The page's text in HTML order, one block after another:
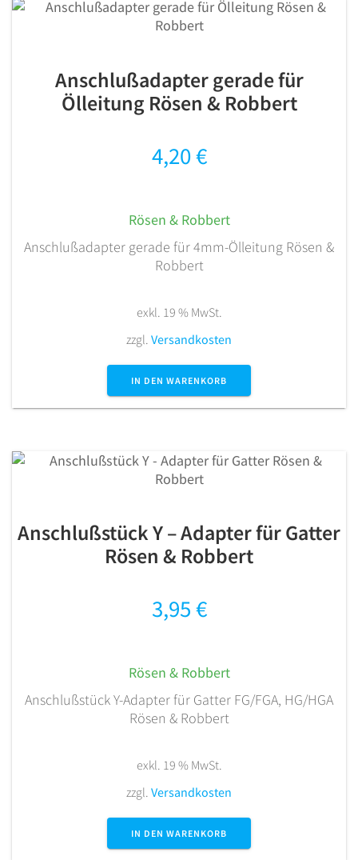
Anschlußadapter gerade für
Ölleitung Rösen & Robbert
4,20€
Rösen & Robbert
Anschlußadapter gerade für 4mm-Ölleitung Rösen &
Robbert
exkl. 19 % MwSt.
zzgl. Versandkosten
IN DEN WARENKORB
Anschlußstück Y – Adapter für Gatter
Rösen & Robbert
3,95€
Rösen & Robbert
Anschlußstück Y-Adapter für Gatter FG/FGA, HG/HGA
Rösen & Robbert
exkl. 19 % MwSt.
zzgl. Versandkosten
IN DEN WARENKORB